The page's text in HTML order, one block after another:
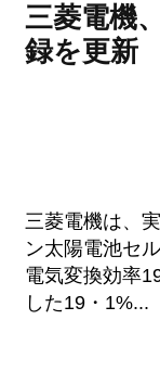
三菱電機
録を更新
三菱電機は、
ン太陽電池セ
電気変換効率
した19・1%...